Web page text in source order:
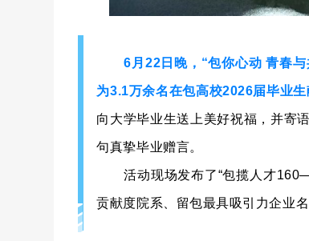
6月22日晚，“包你心动 青春
为3.1万余名在包高校2026届毕业
向大学毕业生送上美好祝福，并寄
句真挚毕业赠言。
活动现场发布了“包揽人才
贡献度院系、留包最具吸引力企业